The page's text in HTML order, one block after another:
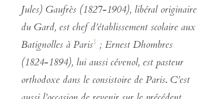
Jules) Gaufrès (1827-1904), libéral originaire
du Gard, est chef d’établissement scolaire aux
Batignolles à Paris1 ; Ernest Dhombres
(1824-1894), lui aussi cévenol, est pasteur
orthodoxe dans le consistoire de Paris. C’est